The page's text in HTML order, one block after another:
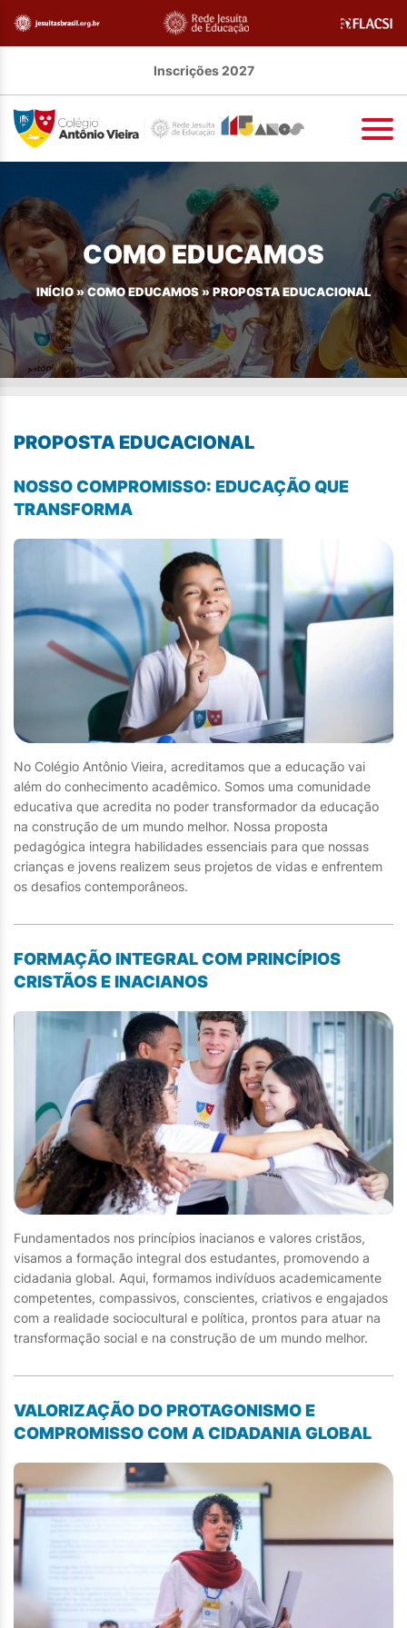
Inscrições 2027
COMO EDUCAMOS
INÍCIO»COMO EDUCAMOS »PROPOSTA EDUCACIONAL
PROPOSTA EDUCACIONAL
NOSSO COMPROMISSO: EDUCAÇÃO QUE
TRANSFORMA
No Colégio Antônio Vieira, acreditamos que a educação vai
além do conhecimento acadêmico. Somos uma comunidade
educativa que acredita no poder transformador da educação
na construção de um mundo melhor. Nossa proposta
pedagógica integra habilidades essenciais para que nossas
crianças e jovens realizem seus projetos de vidas e enfrentem
os desafios contemporâneos.
FORMAÇÃO INTEGRAL COM PRINCÍPIOS
CRISTÃOS E INACIANOS
Fundamentados nos princípios inacianos e valores cristãos,
visamos a formação integral dos estudantes, promovendo a
cidadania global. Aqui, formamos indivíduos academicamente
competentes, compassivos, conscientes, criativos e engajados
com a realidade sociocultural e política, prontos para atuar na
transformação social e na construção de um mundo melhor.
VALORIZAÇÃO DO PROTAGONISMO E
COMPROMISSO COM A CIDADANIA GLOBAL